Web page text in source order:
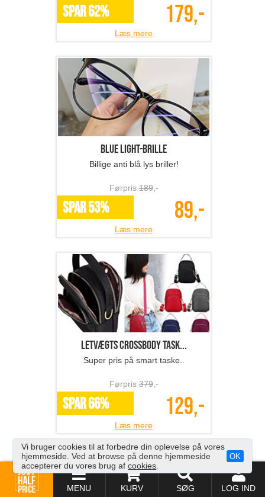
MENU KURV SØG LOG IND
SPAR 62% 179,-
Læs mere
Blue light-brille
Billige anti blå lys briller!
Førpris189,-
SPAR 53% 89,-
Læs mere
Letvægts crossbody task...
Super pris på smart taske..
Førpris379,-
SPAR 66% 129,-
Læs mere
Vi bruger cookies til at forbedre din oplevelse på vores
hjemmeside. Ved at browse på denne hjemmeside
accepterer du vores brug afcookies
OK